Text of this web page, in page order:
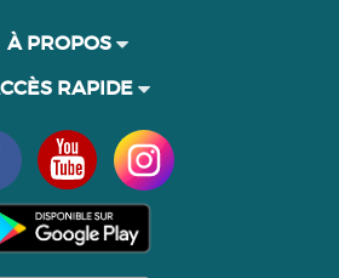
À PROPOS
RAPIDE